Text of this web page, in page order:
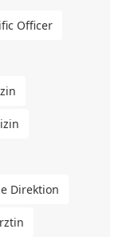
Officer
Direktion